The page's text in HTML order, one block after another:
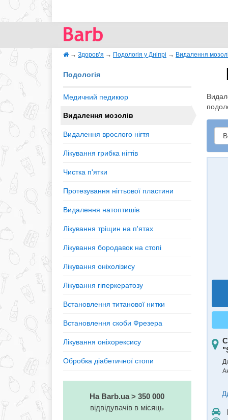
→ Здоров’я → Подологія у Дніпрі → Видалення
Подологія
Медичний педикюр
Видалення мозолів
Видалення врослого нігтя
Лікування грибка нігтів
Чистка п'ятки
Протезування нігтьової пластини
Видалення натоптишів
Лікування тріщин на п'ятах
Лікування бородавок на стопі
Лікування оніхолізису
Лікування гіперкератозу
Встановлення титанової нитки
Встановлення скоби Фрезера
Лікування оніхорексису
Обробка діабетичної стопи
На Barb.ua > 350 000
відвідувачів в місяць